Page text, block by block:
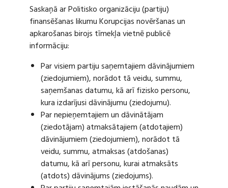
Saskaņā ar Politisko organizāciju (partiju)
finansēšanas likumu Korupcijas novēršanas un
apkarošanas birojs tīmekļa vietnē publicē
informāciju:
Par visiem partiju saņemtajiem dāvinājumiem
(ziedojumiem), norādot tā veidu, summu,
saņemšanas datumu, kā arī fizisko personu,
kura izdarījusi dāvinājumu (ziedojumu).
Par nepieņemtajiem un dāvinātājam
(ziedotājam) atmaksātajiem (atdotajiem)
dāvinājumiem (ziedojumiem), norādot tā
veidu, summu, atmaksas (atdošanas)
datumu, kā arī personu, kurai atmaksāts
(atdots) dāvinājums (ziedojums).